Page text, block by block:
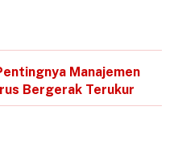
Manajemen
Bergerak Terukur